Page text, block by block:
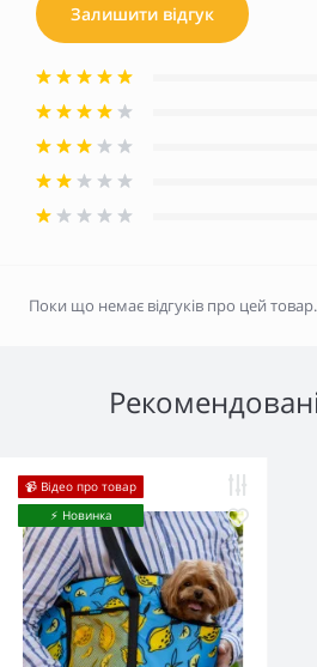
Залишити відгук
Поки що немає відгуків про цей товар.
📹 Відео про товар
⚡️ Новинка